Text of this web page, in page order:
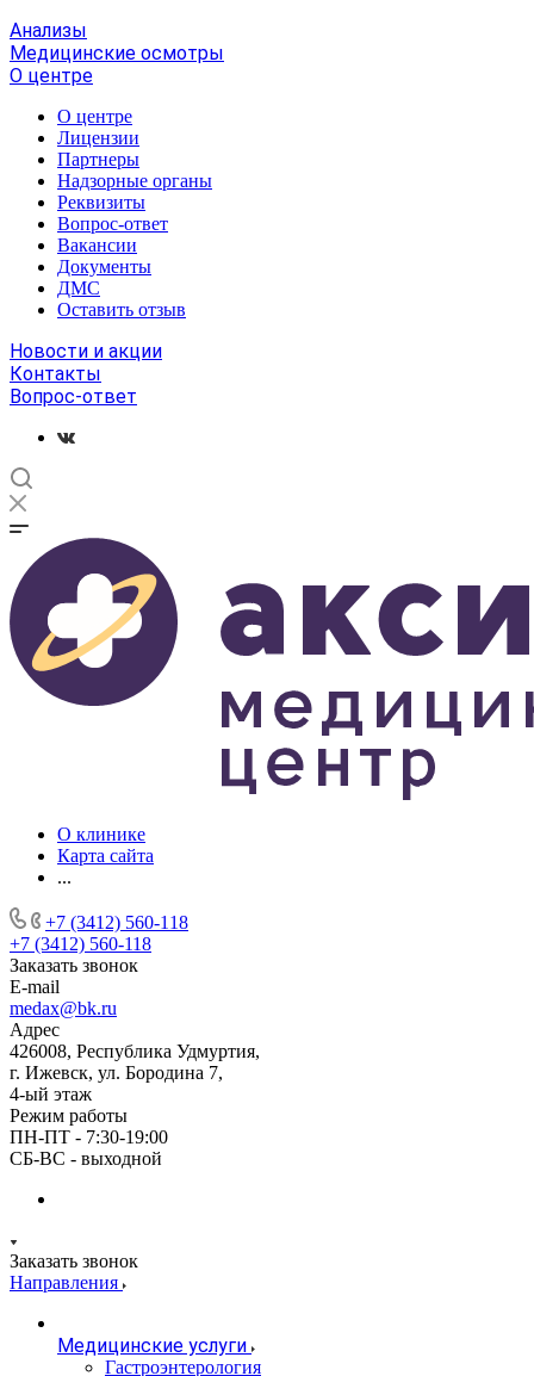
Анализы
Медицинские осмотры
О центре
О центре
Лицензии
Партнеры
Надзорные органы
Реквизиты
Вопрос-ответ
Вакансии
Документы
ДМС
Оставить отзыв
Новости и акции
Контакты
Вопрос-ответ
О клинике
Карта сайта
...
+7 (3412) 560-118
+7 (3412) 560-118
Заказать звонок
E-mail
medax@bk.ru
Адрес
426008, Республика Удмуртия,
г. Ижевск, ул. Бородина 7,
4-ый этаж
Режим работы
ПН-ПТ - 7:30-19:00
СБ-ВС - выходной
Заказать звонок
Направления
Медицинские услуги
Гастроэнтерология